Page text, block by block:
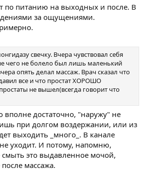
по питанию на выходных и после. В
за ощущениями.
свечку. Вчера чувствовал себя
чего не болело был лишь маленький
опять делал массаж. Врач сказал что
все и что простат ХОРОШО
не вышел(всегда говорит что
вполне достаточно, "наружу" не
при долгом воздержании, или из
выходить _много_. В канале
уходит. И потому, напомню,
смыть это выдавленное мочой,
массажа.